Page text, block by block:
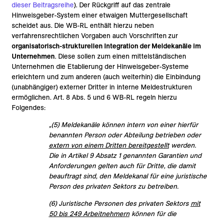
dieser Beitragsreihe). Der Rückgriff auf das zentrale
Hinweisgeber-System einer etwaigen Muttergesellschaft
scheidet aus. Die WB-RL enthält hierzu neben
verfahrensrechtlichen Vorgaben auch Vorschriften zur
organisatorisch-strukturellen Integration der Meldekanäle im
Unternehmen. Diese sollen zum einen mittelständischen
Unternehmen die Etablierung der Hinweisgeber-Systeme
erleichtern und zum anderen (auch weiterhin) die Einbindung
(unabhängiger) externer Dritter in interne Meldestrukturen
ermöglichen. Art. 8 Abs. 5 und 6 WB-RL regeln hierzu
Folgendes:
„(5) Meldekanäle können intern von einer hierfür
benannten Person oder Abteilung betrieben oder
extern von einem Dritten bereitgestelltwerden.
Die in Artikel 9 Absatz 1 genannten Garantien und
Anforderungen gelten auch für Dritte, die damit
beauftragt sind, den Meldekanal für eine juristische
Person des privaten Sektors zu betreiben.
(6) Juristische Personen des privaten Sektors mit
50 bis 249 Arbeitnehmernkönnen für die